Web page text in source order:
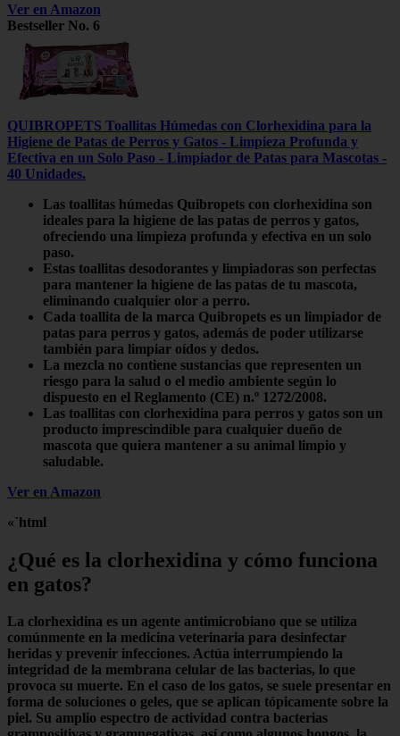
Ver en Amazon
Bestseller No. 6
QUIBROPETS Toallitas Húmedas con Clorhexidina para la
Higiene de Patas de Perros y Gatos - Limpieza Profunda y
Efectiva en un Solo Paso - Limpiador de Patas para Mascotas -
40 Unidades.
Las toallitas húmedas Quibropets con clorhexidina son
ideales para la higiene de las patas de perros y gatos,
ofreciendo una limpieza profunda y efectiva en un solo
paso.
Estas toallitas desodorantes y limpiadoras son perfectas
para mantener la higiene de las patas de tu mascota,
eliminando cualquier olor a perro.
Cada toallita de la marca Quibropets es un limpiador de
patas para perros y gatos, además de poder utilizarse
también para limpiar oídos y dedos.
La mezcla no contiene sustancias que representen un
riesgo para la salud o el medio ambiente según lo
dispuesto en el Reglamento (CE) n.º 1272/2008.
Las toallitas con clorhexidina para perros y gatos son un
producto imprescindible para cualquier dueño de
mascota que quiera mantener a su animal limpio y
saludable.
Ver en Amazon
«`html
¿Qué es la clorhexidina y cómo funciona
en gatos?
La clorhexidina es un agente antimicrobiano que se utiliza
comúnmente en la medicina veterinaria para desinfectar
heridas y prevenir infecciones. Actúa interrumpiendo la
integridad de la membrana celular de las bacterias, lo que
provoca su muerte. En el caso de los gatos, se suele presentar en
forma de soluciones o geles, que se aplican tópicamente sobre la
piel. Su amplio espectro de actividad contra bacterias